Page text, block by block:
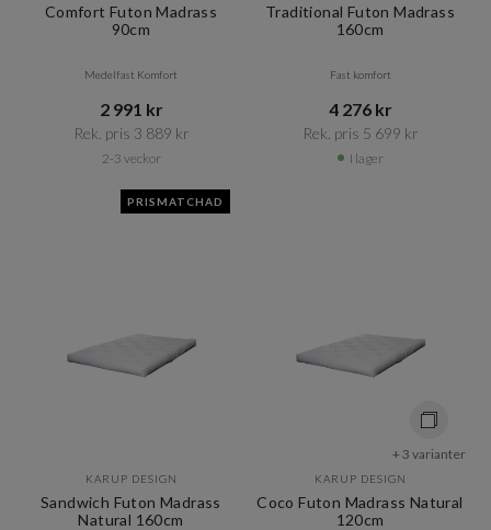
Comfort Futon Madrass
90cm
Medelfast Komfort
2 991 kr​​
Rek. pris 3 889 kr​​
2-3 veckor
Traditional Futon Madrass
160cm
Fast komfort
4 276 kr​​
Rek. pris 5 699 kr​​
I lager
PRISMATCHAD
KARUP DESIGN
Sandwich Futon Madrass
Natural 160cm
+ 3 varianter
KARUP DESIGN
Coco Futon Madrass Natural
120cm